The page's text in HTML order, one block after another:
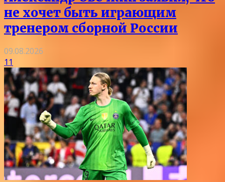
не хочет быть играющим
тренером сборной России
09.08.2026
11